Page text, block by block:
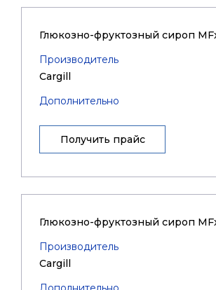
Глюкозно-фруктозный сироп
Производитель
Cargill
Дополнительно
Получить прайс
Глюкозно-фруктозный сироп
Производитель
Cargill